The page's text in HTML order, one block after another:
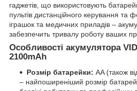
гаджетів, що використовують
пультів дистанційного керування та
іграшок та медичних приладів –
забезпечить тривалу роботу ваших
Особливості акумулятора
2100mAh
Розмір батарейки: AA (також
– найпоширеніший розмір